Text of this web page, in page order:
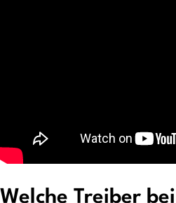
Welche Treiber